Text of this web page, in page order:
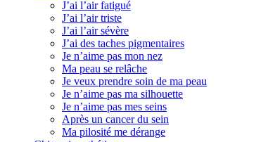
J’ai l’air fatigué
J’ai l’air triste
J’ai l’air sévère
J’ai des taches pigmentaires
Je n’aime pas mon nez
Ma peau se relâche
Je veux prendre soin de ma peau
Je n’aime pas ma silhouette
Je n’aime pas mes seins
Après un cancer du sein
Ma pilosité me dérange